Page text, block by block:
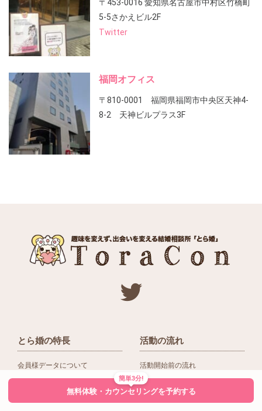
〒453-0016 愛知県名古屋市中村区竹橋町
5-5さかえビル2F
Twitter
福岡オフィス
〒810-0001 福岡県福岡市中央区天神4-
8-2 天神ビルプラス3F
とら婚の特長
会員様データについて
活動の流れ
活動開始前の流れ
入会後の活動の流れ
簡単3分!
無料体験・カウンセリングを予約する